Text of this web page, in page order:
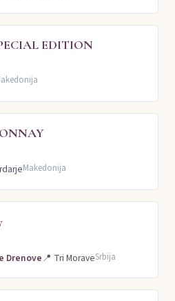
EDITION
Makedonija
Drenove📍 Tri MoraveSrbija